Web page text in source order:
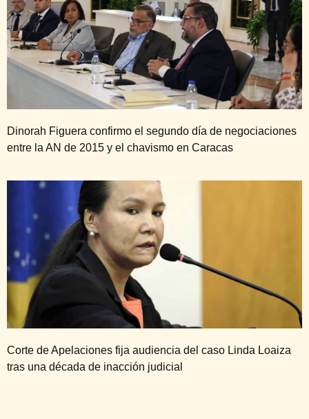
Dinorah Figuera confirmo el segundo día de negociaciones
entre la AN de 2015 y el chavismo en Caracas
Corte de Apelaciones fija audiencia del caso Linda Loaiza
tras una década de inacción judicial